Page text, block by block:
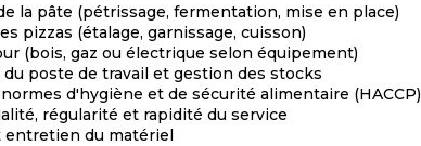
la pâte (pétrissage, fermentation, mise en place)
pizzas (étalage, garnissage, cuisson)
(bois, gaz ou électrique selon équipement)
poste de travail et gestion des stocks
d'hygiène et de sécurité alimentaire (HACCP)
régularité et rapidité du service
entretien du matériel